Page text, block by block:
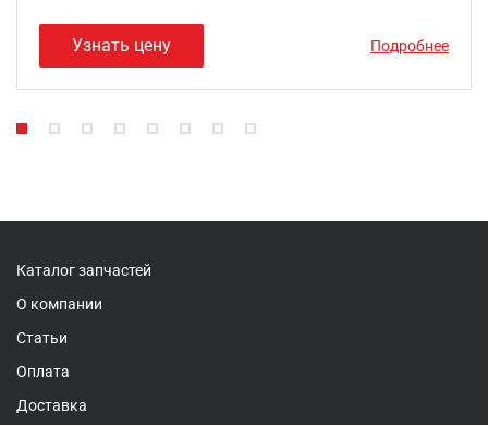
Узнать цену Подробнее
Каталог запчастей
О компании
Статьи
Оплата
Доставка